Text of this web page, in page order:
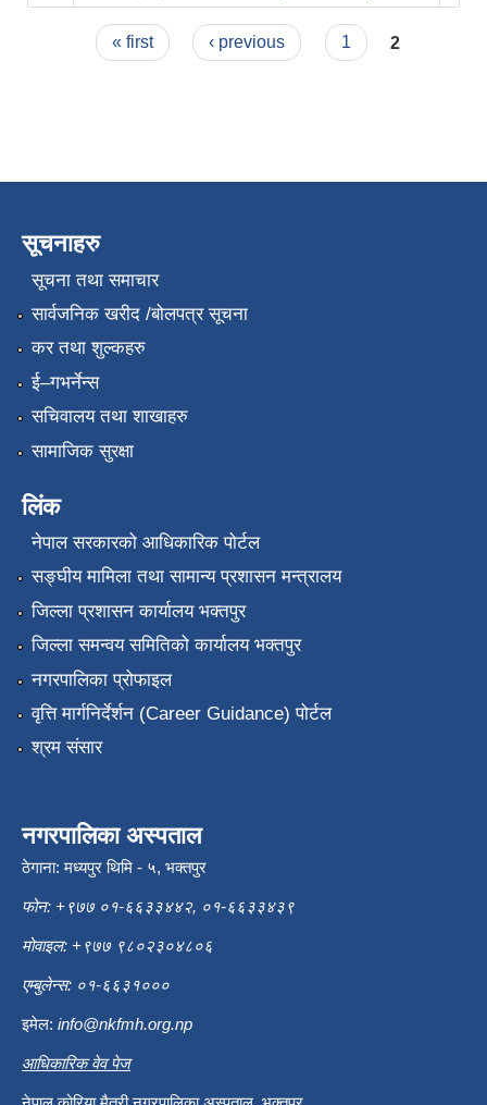
Pages« first ‹ previous 1 2
सूचनाहरु
सूचना तथा समाचार
सार्वजनिक खरीद /बोलपत्र सूचना
कर तथा शुल्कहरु
ई–गभर्नेन्स
सचिवालय तथा शाखाहरु
सामाजिक सुरक्षा
लिंक
नेपाल सरकारको आधिकारिक पोर्टल
सङ्‍घीय मामिला तथा सामान्य प्रशासन मन्त्रालय
जिल्ला प्रशासन कार्यालय भक्तपुर
जिल्ला समन्वय समितिको कार्यालय भक्तपुर
नगरपालिका प्रोफाइल
वृत्ति मार्गनिर्देर्शन (Career Guidance) पोर्टल
श्रम संसार
नगरपालिका अस्पताल
ठेगाना: मध्यपुर थिमि - ५, भक्तपुर
फोन: +९७७ ०१-६६३३४४२, ०१-६६३३४३९
मोवाइल: +९७७ ९८०२३०४८०६
एम्बुलेन्स: ०१-६६३१०००
इमेल: info@nkfmh.org.np
आधिकारिक वेव पेज